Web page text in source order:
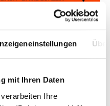
mit Ihren Daten
verarbeiten Ihre